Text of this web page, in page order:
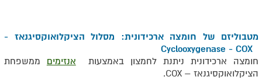
מטבוליזם של חומצה ארכידונית: מסלול הציקלואוקסיגנאז -
Cyclooxygenase - COX
חומצה ארכידונית ניתנת לחמצון באמצעות אנזימים ממשפחת
הציקלואוקסיגנאז –COX
.